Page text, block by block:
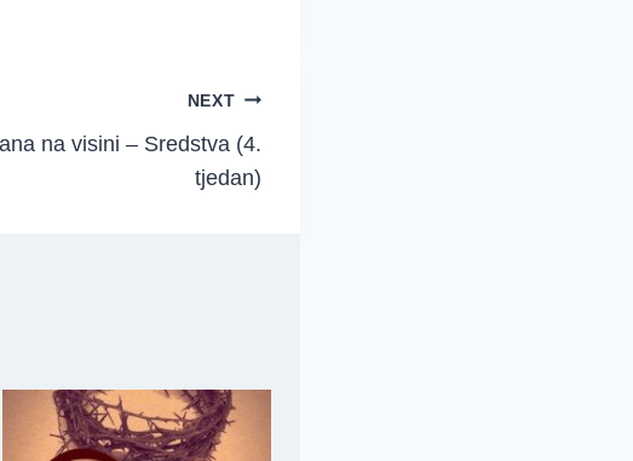
NEXT
na visini – Sredstva (4.
tjedan)